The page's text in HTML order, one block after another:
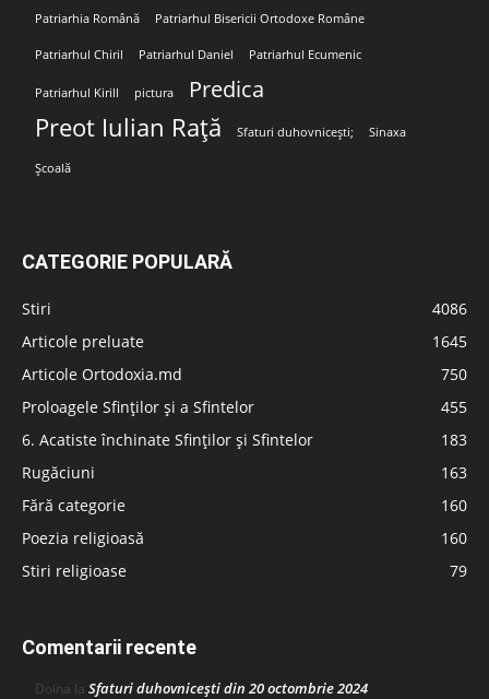
Patriarhia Română Patriarhul Bisericii Ortodoxe Române
Patriarhul Chiril Patriarhul Daniel Patriarhul Ecumenic
Patriarhul Kirill pictura Predica
Preot Iulian Rață Sfaturi duhovnicești; Sinaxa
Școală
CATEGORIE POPULARĂ
Stiri
4086
Articole preluate
1645
Articole Ortodoxia.md
750
Proloagele Sfinților și a Sfintelor
455
6. Acatiste închinate Sfinților și Sfintelor
183
Rugăciuni
163
Fără categorie
160
Poezia religioasă
160
Stiri religioase
79
Comentarii recente
Doina la Sfaturi duhovnicești din 20 octombrie 2024